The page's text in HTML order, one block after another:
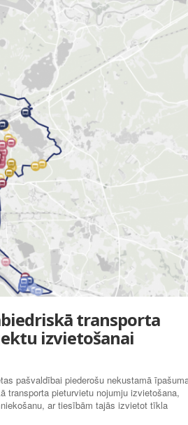
transporta
izvietošanai
pašvaldībai piederošu nekustamā
transporta pieturvietu nojumju izvietošana,
ar tiesībām tajās izvietot tīkla